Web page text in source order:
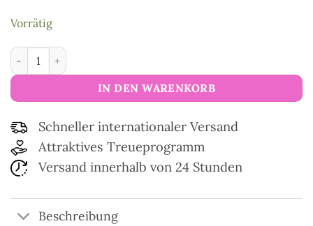
Vorrätig
Eiffelturm-Schere glänzend Menge
IN DEN WARENKORB
Schneller internationaler Versand
Attraktives Treueprogramm
Versand innerhalb von 24 Stunden
Beschreibung